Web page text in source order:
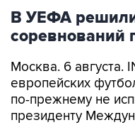
В УЕФА решили
Москва. 6 августа.
европейских
по-прежнему не
президенту